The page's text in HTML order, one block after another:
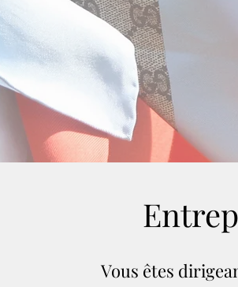
Vous êtes